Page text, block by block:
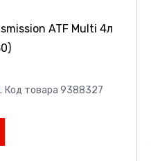
ATF Multi 4л
Код товара 9388327